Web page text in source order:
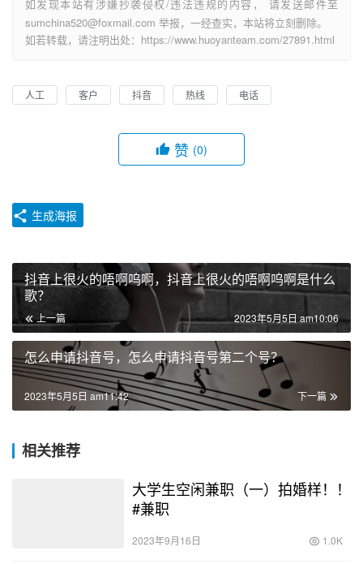
如发现本站有涉嫌抄袭侵权/违法违规的内容， 请发送邮件至
sumchina520@foxmail.com 举报，一经查实，本站将立刻删除。
如若转载，请注明出处：https://www.huoyanteam.com/27891.html
人工 客户 抖音 热线 电话
赞 (0)
生成海报
抖音上很火的唔啊呜啊，抖音上很火的唔啊呜啊是什么
歌？
上一篇 2023年5月5日 am10:06
怎么申请抖音号，怎么申请抖音号第二个号？
下一篇
2023年5月5日 am11:42
相关推荐
大学生空闲兼职（一）拍婚样！！
#兼职
2023年9月16日 1.0K